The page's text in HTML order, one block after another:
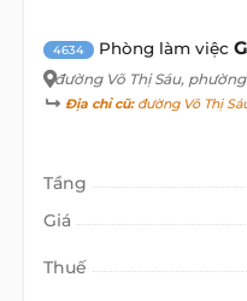
4634 Phòng làm việc
đường Võ Thị Sáu, phường
Địa chỉ cũ:đường Võ Thị
Tầng
Giá
Thuế